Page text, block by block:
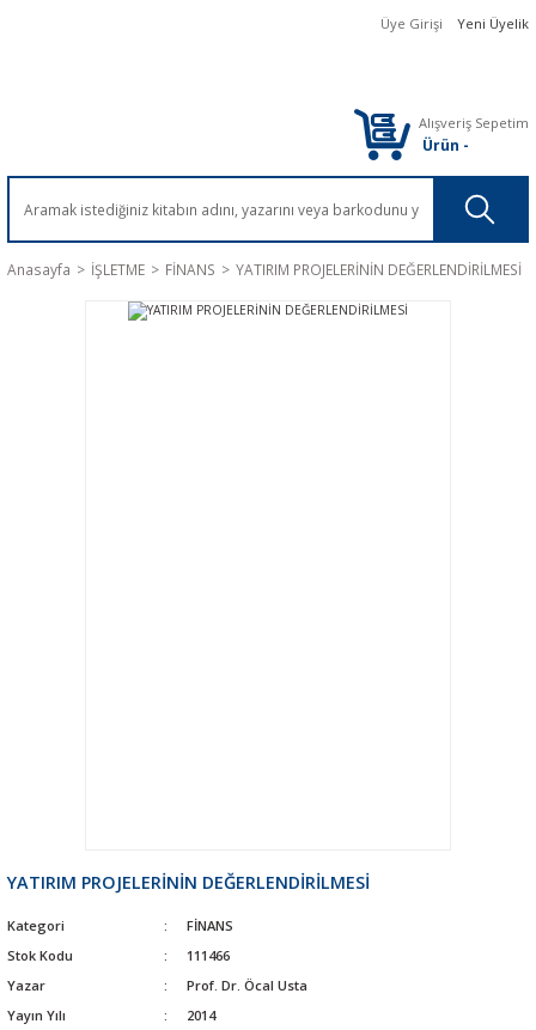
Üye Girişi Yeni Üyelik
Alışveriş Sepetim
Ürün -
Anasayfa İŞLETME FİNANS YATIRIM PROJELERİNİN DEĞERLENDİRİLMESİ
YATIRIM PROJELERİNİN DEĞERLENDİRİLMESİ
Kategori
FİNANS
Stok Kodu
111466
Yazar
Prof. Dr. Öcal Usta
Yayın Yılı
2014